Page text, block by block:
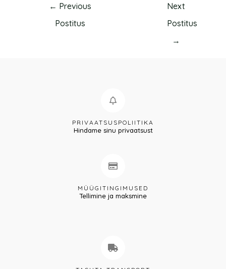
← Previous
Postitus
Next
Postitus
→
PRIVAATSUSPOLIITIKA
Hindame sinu privaatsust
MÜÜGITINGIMUSED
Tellimine ja maksmine